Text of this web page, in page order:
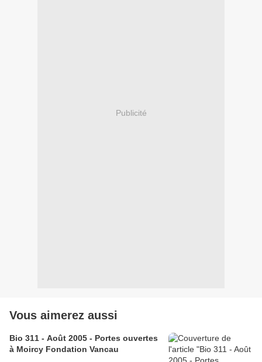
Publicité
Vous aimerez aussi
Bio 311 - Août 2005 - Portes ouvertes
à Moircy Fondation Vancau